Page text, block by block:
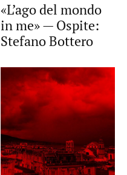
«L’ago del mondo
in me» — Ospite:
Stefano Bottero